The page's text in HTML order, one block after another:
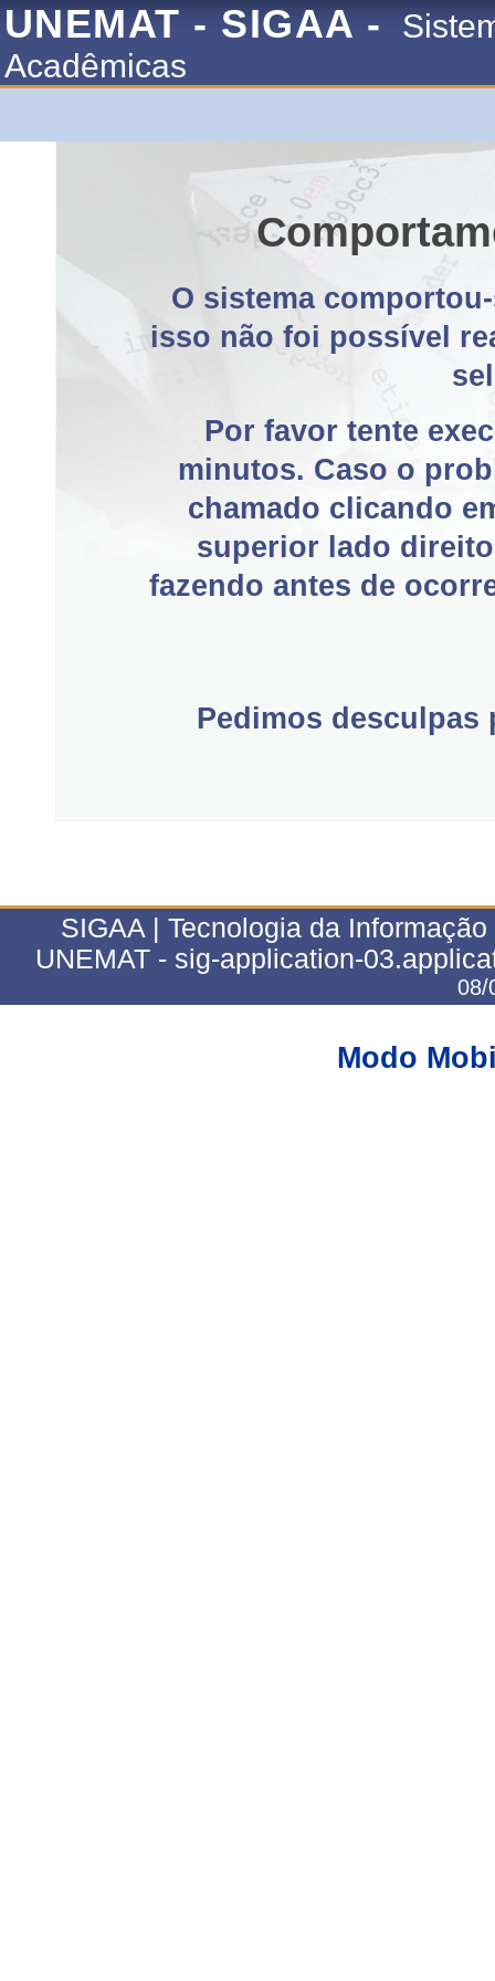
UNEMAT - SIGAA -
Acadêmicas
O sistema
isso não foi possível
Por favor tente
minutos. Caso o
chamado clicando
superior lado
fazendo antes de
Pedimos
SIGAA | Tecnologia da
UNEMAT - sig-application-
08/
Modo